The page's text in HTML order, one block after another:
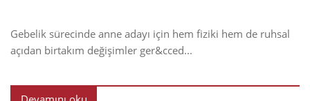
Gebelik sürecinde anne adayı için hem fiziki hem de ruhsal
açıdan birtakım değişimler ger&cced...